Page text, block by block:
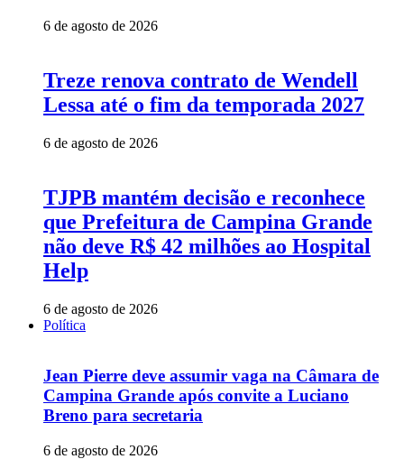
6 de agosto de 2026
Treze renova contrato de Wendell
Lessa até o fim da temporada 2027
6 de agosto de 2026
TJPB mantém decisão e reconhece
que Prefeitura de Campina Grande
não deve R$ 42 milhões ao Hospital
Help
6 de agosto de 2026
Política
Jean Pierre deve assumir vaga na Câmara de
Campina Grande após convite a Luciano
Breno para secretaria
6 de agosto de 2026